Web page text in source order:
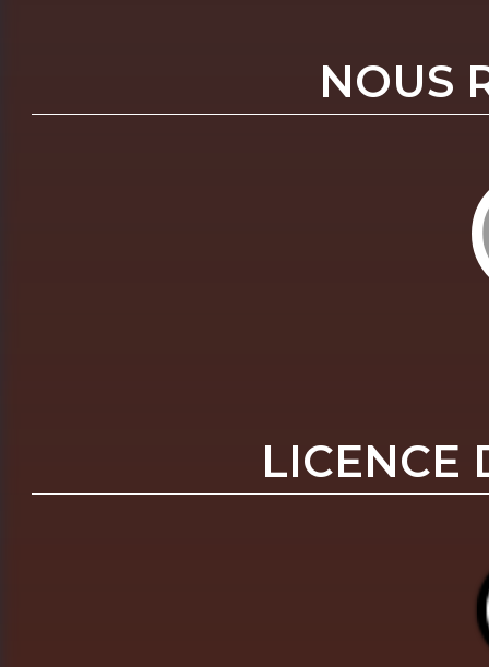
NOUS
LICENCE